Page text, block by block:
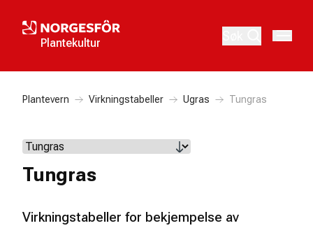
Plantekultur
Plantevern Virkningstabeller Ugras Tungras
Tungras
Virkningstabeller for bekjempelse av